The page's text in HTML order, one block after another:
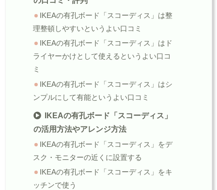
IKEAの有孔ボード「スコーディス」は整
理整頓しやすいというよい口コミ
IKEAの有孔ボード「スコーディス」はド
ライヤーかけとして使えるというよい口コ
ミ
IKEAの有孔ボード「スコーディス」はシ
ンプルにして有能というよい口コミ
IKEAの有孔ボード「スコーディス」
の活用方法やアレンジ方法
IKEAの有孔ボード「スコーディス」をデ
スク・モニターの近くに設置する
IKEAの有孔ボード「スコーディス」をキ
ッチンで使う